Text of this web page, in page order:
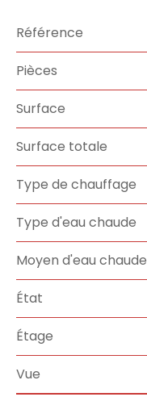
Référence
Pièces
Surface
Surface totale
Type de chauffage
Type d'eau chaude
Moyen d'eau chaude
État
Étage
Vue